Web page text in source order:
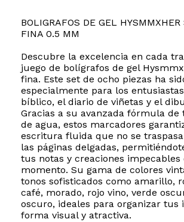
BOLIGRAFOS DE GEL
FINA 0.5 MM
Descubre la excelencia en cada
juego de bolígrafos de gel
fina. Este set de ocho piezas ha
especialmente para los
bíblico, el diario de viñetas y el
Gracias a su avanzada fórmula de
de agua, estos marcadores
escritura fluida que no se
las páginas delgadas,
tus notas y creaciones impecables
momento. Su gama de colores
tonos sofisticados como amarillo,
café, morado, rojo vino, verde
oscuro, ideales para organizar tus
forma visual y atractiva.